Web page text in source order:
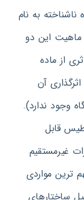
ناشناخته به نام
ماهیت این دو
از ماده
آن
وجود ندارد).
قابل
غیرمستقیم
ترین مواردی
ساختارهای